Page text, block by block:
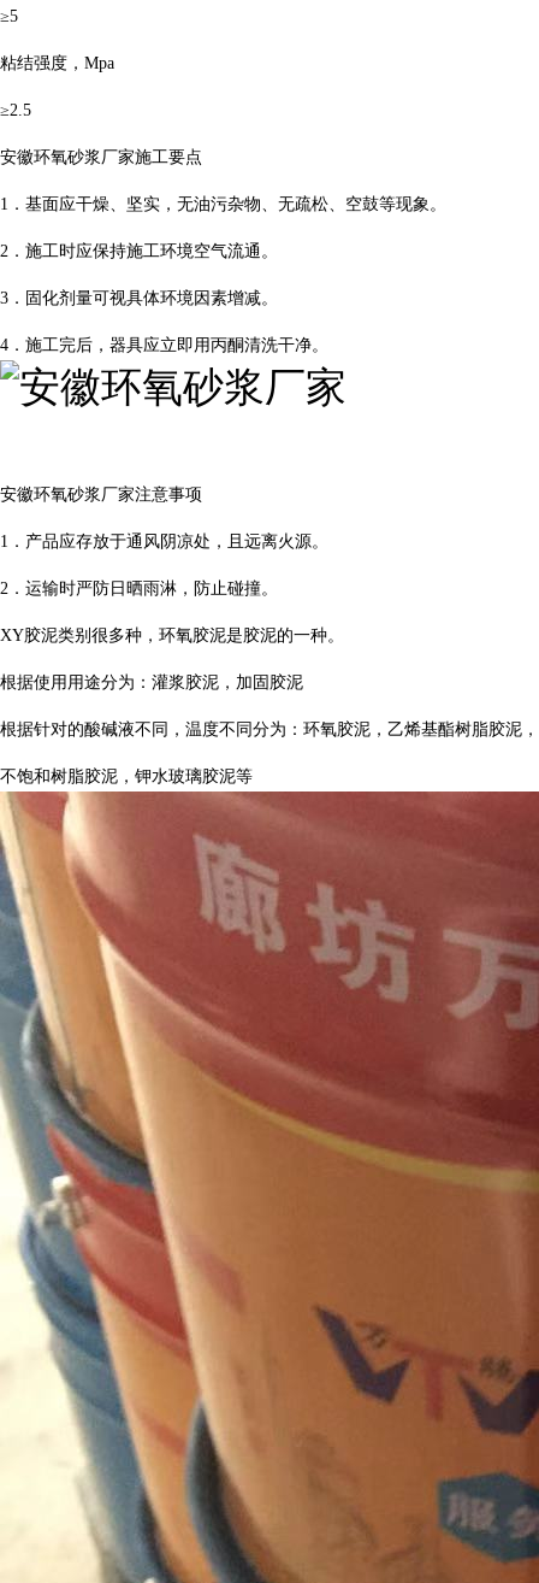
≥5
粘结强度，Mpa
≥2.5
安徽环氧砂浆厂家施工要点
1．基面应干燥、坚实，无油污杂物、无疏松、空鼓等现象。
2．施工时应保持施工环境空气流通。
3．固化剂量可视具体环境因素增减。
4．施工完后，器具应立即用丙酮清洗干净。
安徽环氧砂浆厂家注意事项
1．产品应存放于通风阴凉处，且远离火源。
2．运输时严防日晒雨淋，防止碰撞。
XY胶泥类别很多种，环氧胶泥是胶泥的一种。
根据使用用途分为：灌浆胶泥，加固胶泥
根据针对的酸碱液不同，温度不同分为：环氧胶泥，乙烯基酯树脂胶泥，
不饱和树脂胶泥，钾水玻璃胶泥等